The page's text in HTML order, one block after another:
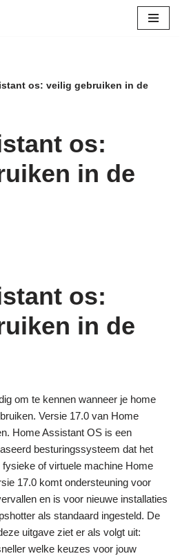
os: veilig gebruiken in de
os:
in de
os:
in de
om te kennen wanneer je home
Versie 17.0 van Home
Home Assistant OS is een
besturingssysteem dat het
of virtuele machine Home
17.0 komt ondersteuning voor
en is voor nieuwe installaties
als standaard ingesteld. De
uitgave ziet er als volgt uit:
welke keuzes voor jouw